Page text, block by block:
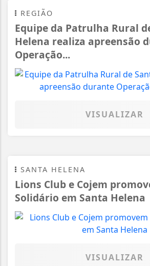
REGIÃO
Equipe da Patrulha Rural
Helena realiza apreensão
Operação...
VISUALIZAR
SANTA HELENA
Lions Club e Cojem
Solidário em Santa Helena
VISUALIZAR